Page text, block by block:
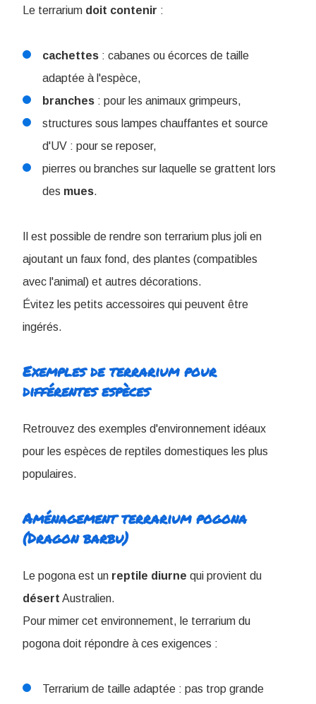
Le terrarium doit contenir :
cachettes : cabanes ou écorces de taille
adaptée à l'espèce,
branches : pour les animaux grimpeurs,
structures sous lampes chauffantes et source
d'UV : pour se reposer,
pierres ou branches sur laquelle se grattent lors
des mues.
Il est possible de rendre son terrarium plus joli en
ajoutant un faux fond, des plantes (compatibles
avec l'animal) et autres décorations.
Évitez les petits accessoires qui peuvent être
ingérés.
Exemples de terrarium pour
différentes espèces
Retrouvez des exemples d'environnement idéaux
pour les espèces de reptiles domestiques les plus
populaires.
Aménagement terrarium pogona
(Dragon barbu)
Le pogona est un reptile diurne qui provient du
désert Australien.
Pour mimer cet environnement, le terrarium du
pogona doit répondre à ces exigences :
Terrarium de taille adaptée : pas trop grande